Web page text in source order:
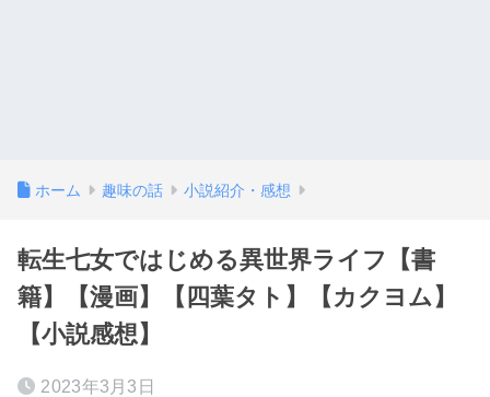
ホーム 趣味の話 小説紹介・感想
転生七女ではじめる異世界ライフ【書
籍】【漫画】【四葉タト】【カクヨム】
【小説感想】
2023年3月3日